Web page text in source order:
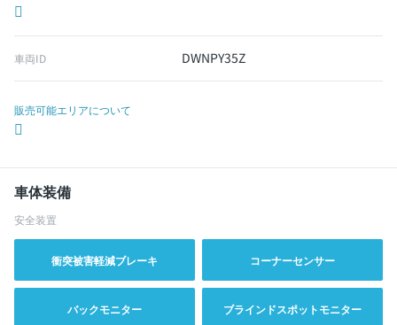
車両ID DWNPY35Z
販売可能エリアについて
車体装備
安全装置
衝突被害軽減ブレーキ コーナーセンサー
バックモニター ブラインドスポットモニター